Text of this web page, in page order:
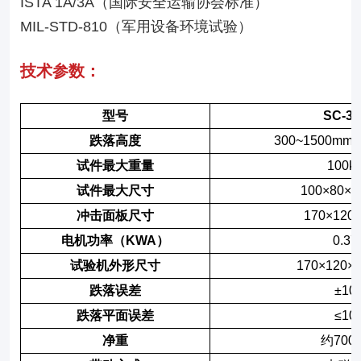
MIL-STD-810（军用设备环境试验）
技术参数：
型号
SC-
跌落高度
300~1500mm
试件最大重量
试件最大尺寸
冲击面板尺寸
电机功率（KWA）
0.37
试验机外形尺寸
跌落误差
±10
跌落平面误差
≤10
净重
约